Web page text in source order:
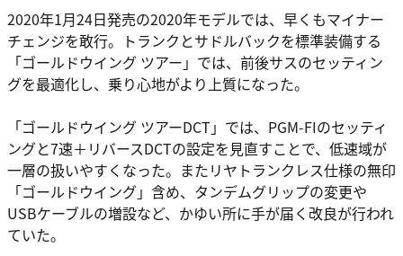
2020年1月24日発売の2020年モデルでは、早くもマイナー
チェンジを敢行。トランクとサドルバックを標準装備する
「ゴールドウイング ツアー」では、前後サスのセッティン
グを最適化し、乗り心地がより上質になった。
「ゴールドウイング ツアーDCT」では、PGM-FIのセッティ
ングと7速＋リバースDCTの設定を見直すことで、低速域が
一層の扱いやすくなった。またリヤトランクレス仕様の無印
「ゴールドウイング」含め、タンデムグリップの変更や
USBケーブルの増設など、かゆい所に手が届く改良が行われ
ていた。